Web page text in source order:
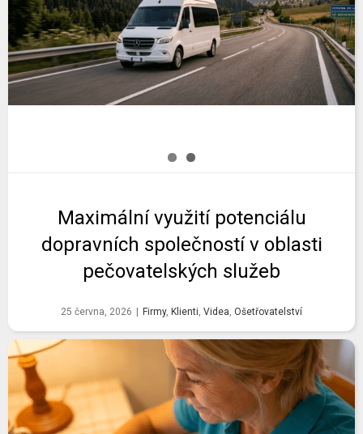
Maximální využití potenciálu
dopravních společností v oblasti
pečovatelských služeb
25 června, 2026 Firmy, Klienti, Videa, Ošetřovatelství